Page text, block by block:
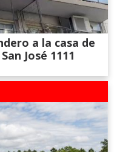
a la casa de
José 1111